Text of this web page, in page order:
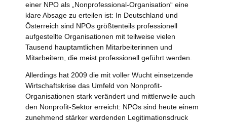
einer NPO als „Nonprofessional-Organisation“ eine
klare Absage zu erteilen ist: In Deutschland und
Österreich sind NPOs größtenteils professionell
aufgestellte Organisationen mit teilweise vielen
Tausend hauptamtlichen Mitarbeiterinnen und
Mitarbeitern, die meist professionell geführt werden.
Allerdings hat 2009 die mit voller Wucht einsetzende
Wirtschaftskrise das Umfeld von Nonprofit-
Organisationen stark verändert und mittlerweile auch
den Nonprofit-Sektor erreicht: NPOs sind heute einem
zunehmend stärker werdenden Legitimationsdruck